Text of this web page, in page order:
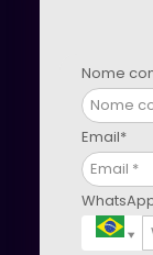
Nome
Email*